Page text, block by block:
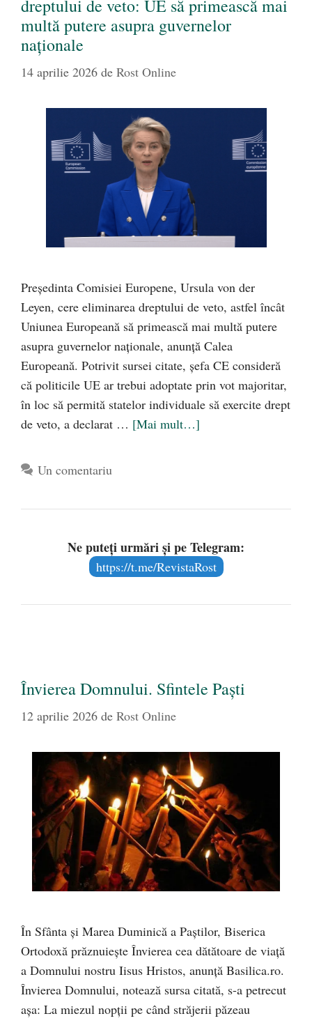
dreptului de veto: UE să primească mai
multă putere asupra guvernelor
naționale
14 aprilie 2026 de Rost Online
Președinta Comisiei Europene, Ursula von der
Leyen, cere eliminarea dreptului de veto, astfel încât
Uniunea Europeană să primească mai multă putere
asupra guvernelor naționale, anunță Calea
Europeană. Potrivit sursei citate, șefa CE consideră
că politicile UE ar trebui adoptate prin vot majoritar,
în loc să permită statelor individuale să exercite drept
de veto, a declarat … [Mai mult…]
Un comentariu
Ne puteți urmări și pe Telegram:
https://t.me/RevistaRost
Învierea Domnului. Sfintele Paști
12 aprilie 2026 de Rost Online
În Sfânta și Marea Duminică a Paștilor, Biserica
Ortodoxă prăznuiește Învierea cea dătătoare de viață
a Domnului nostru Iisus Hristos, anunță Basilica.ro.
Învierea Domnului, notează sursa citată, s-a petrecut
așa: La miezul nopții pe când străjerii păzeau